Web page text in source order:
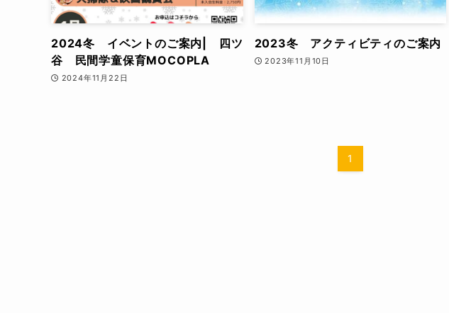
2024冬 イベントのご案内| 四ツ
谷 民間学童保育MOCOPLA
2024年11月22日
2023冬 アクティビティのご案内
2023年11月10日
1